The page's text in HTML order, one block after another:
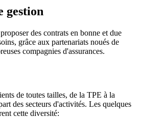
gestion
des contrats en bonne et due
grâce aux partenariats noués de
compagnies d'assurances.
de toutes tailles, de la TPE à la
des secteurs d'activités. Les quelques
cette diversité: